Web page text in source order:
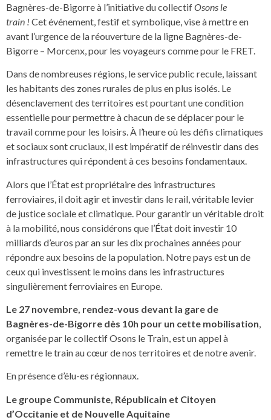
Bagnères-de-Bigorre à l’initiative du collectifOsons le
train ! Cet événement, festif et symbolique, vise à mettre en
avant l’urgence de la réouverture de la ligne Bagnères-de-
Bigorre – Morcenx, pour les voyageurs comme pour le FRET.
Dans de nombreuses régions, le service public recule, laissant
les habitants des zones rurales de plus en plus isolés. Le
désenclavement des territoires est pourtant une condition
essentielle pour permettre à chacun de se déplacer pour le
travail comme pour les loisirs. À l’heure où les défis climatiques
et sociaux sont cruciaux, il est impératif de réinvestir dans des
infrastructures qui répondent à ces besoins fondamentaux.
Alors que l’État est propriétaire des infrastructures
ferroviaires, il doit agir et investir dans le rail, véritable levier
de justice sociale et climatique. Pour garantir un véritable droit
à la mobilité, nous considérons que l’État doit investir 10
milliards d’euros par an sur les dix prochaines années pour
répondre aux besoins de la population. Notre pays est un de
ceux qui investissent le moins dans les infrastructures
singulièrement ferroviaires en Europe.
Le 27 novembre, rendez-vous devant la gare de
Bagnères-de-Bigorre dès 10h pour un cette mobilisation,
organisée par le collectif Osons le Train, est un appel à
remettre le train au cœur de nos territoires et de notre avenir.
En présence d’élu-es régionnaux.
Le groupe Communiste, Républicain et Citoyen
d’Occitanie et de Nouvelle Aquitaine